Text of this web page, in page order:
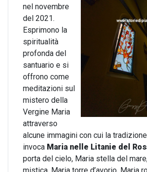
nel novembre
del 2021.
Esprimono la
spiritualità
profonda del
santuario e si
offrono come
meditazioni sul
mistero della
Vergine Maria
attraverso
alcune immagini con cui la
invoca Maria nelle Litanie del
porta del cielo, Maria stella del
mistica, Maria torre d’avorio, Maria